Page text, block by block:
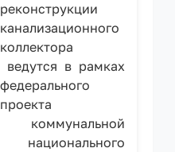
реконструкции
канализационного
коллектора
ведутся в рамках
федерального
проекта
национального